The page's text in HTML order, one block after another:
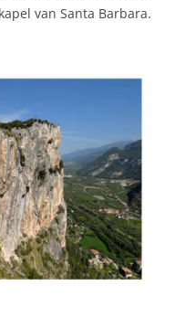
van Santa Barbara.